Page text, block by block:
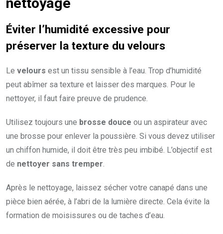
Éviter l’humidité excessive pour
préserver la texture du velours
Le velours est un tissu sensible à l’eau. Trop d’humidité
peut abîmer sa texture et laisser des marques. Pour le
nettoyer, il faut faire preuve de prudence.
Utilisez toujours une brosse douce ou un aspirateur avec
une brosse pour enlever la poussière. Si vous devez utiliser
un chiffon humide, il doit être très peu imbibé. L’objectif est
de nettoyer sans tremper.
Après le nettoyage, laissez sécher votre canapé dans une
pièce bien aérée, à l’abri de la lumière directe. Cela évite la
formation de moisissures ou de taches d’eau.